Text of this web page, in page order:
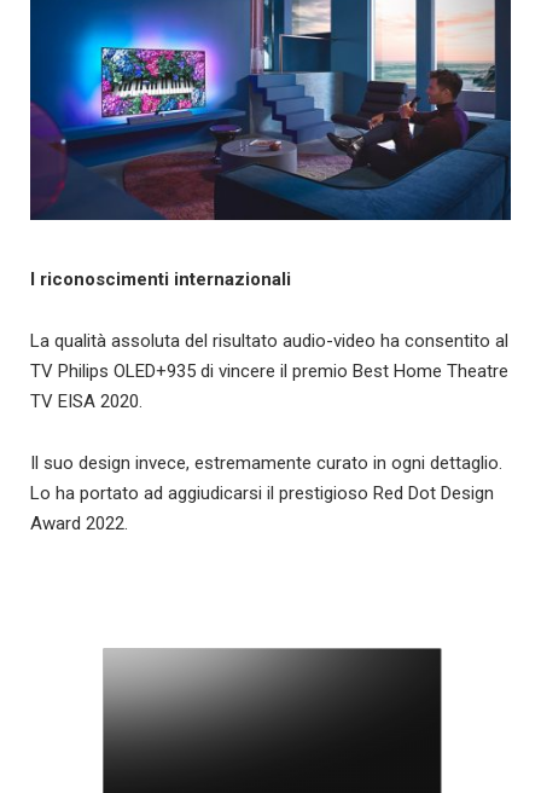
I riconoscimenti internazionali
La qualità assoluta del risultato audio-video ha consentito al
TV Philips OLED+935 di vincere il premio Best Home Theatre
TV EISA 2020.
Il suo design invece, estremamente curato in ogni dettaglio.
Lo ha portato ad aggiudicarsi il prestigioso Red Dot Design
Award 2022.